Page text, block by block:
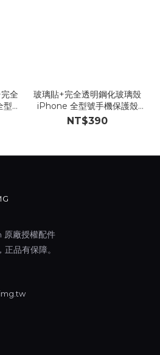
全
號
玻璃貼+完全透明鋼化玻璃殼
iPhone 全型號手機保護殼
Londonimg【K50】
NT$390
廠授權配件
品有保障。